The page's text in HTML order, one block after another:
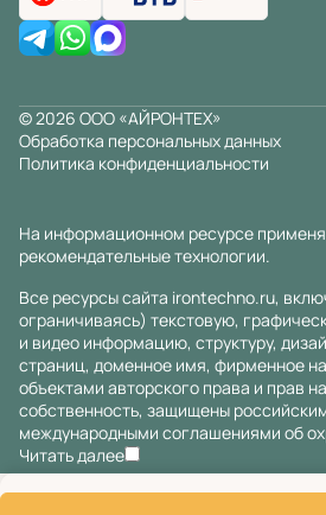
© 2026 ООО «АЙРОНТЕХ»
Обработка персональных данных
Политика конфиденциальности
На информационном ресурсе
рекомендательные технологии.
Все ресурсы сайта irontechno.ru,
ограничиваясь) текстовую,
и видео информацию, структуру,
страниц, доменное имя, фирменное
объектами авторского права и прав
собственность, защищены
международными соглашениями об
Читать далее